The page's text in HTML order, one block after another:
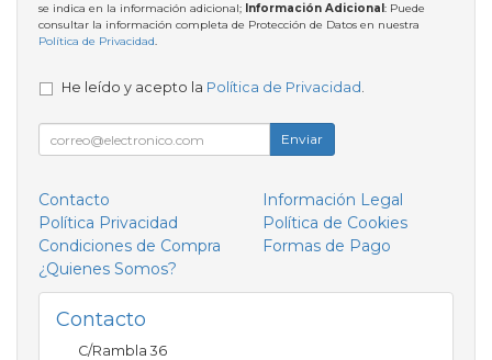
se indica en la información adicional; Información Adicional: Puede
consultar la información completa de Protección de Datos en nuestra
Política de Privacidad.
He leído y acepto la Política de Privacidad .
Enviar
Contacto
Información Legal
Política Privacidad
Política de Cookies
Condiciones de Compra
Formas de Pago
¿Quienes Somos?
Contacto
C/Rambla 36